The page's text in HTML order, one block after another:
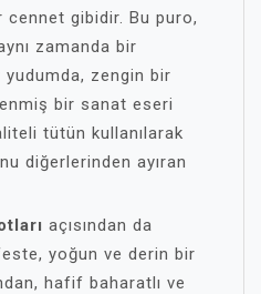
gibidir. Bu puro,
zamanda bir
zengin bir
bir sanat eseri
tütün kullanılarak
diğerlerinden ayıran
açısından da
yoğun ve derin bir
hafif baharatlı ve